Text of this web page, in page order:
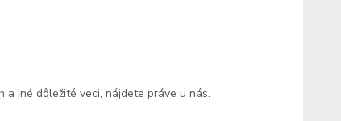
a iné dôležité veci, nájdete práve u nás.